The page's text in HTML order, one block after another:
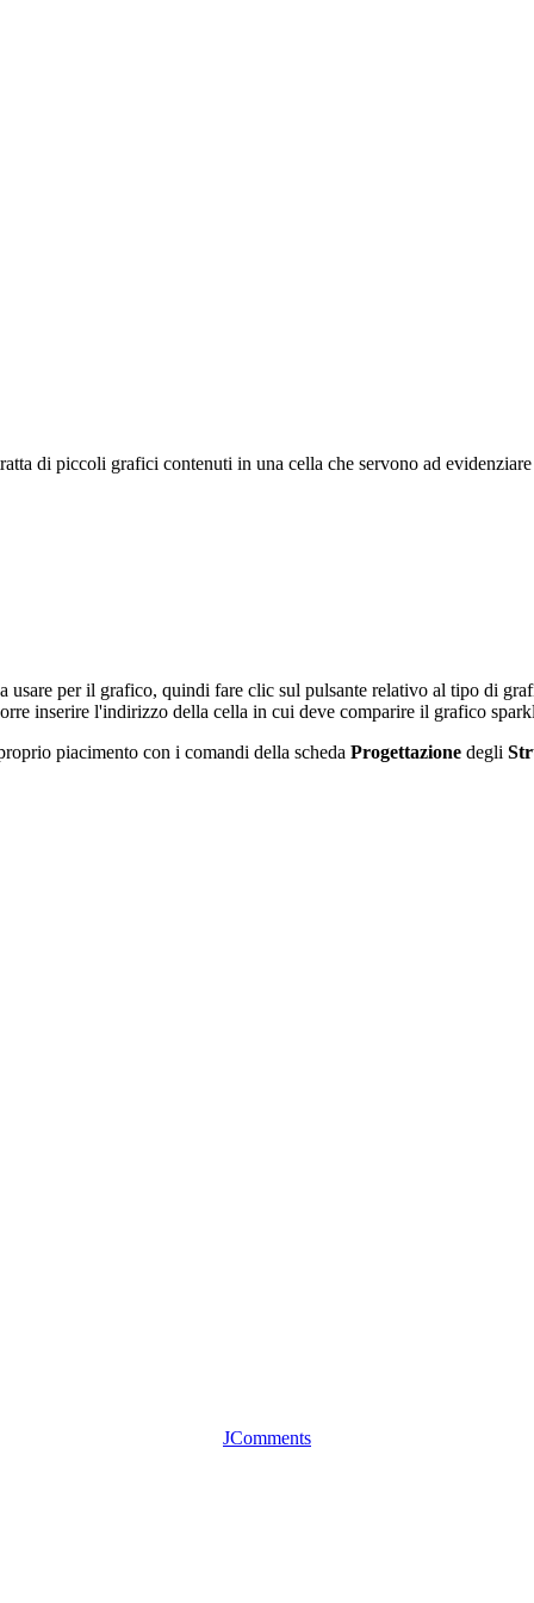
di piccoli grafici contenuti in una cella che servono ad
usare per il grafico, quindi fare clic sul pulsante relativo al tipo di
inserire l'indirizzo della cella in cui deve comparire il grafico
piacimento con i comandi della scheda Progettazione degli
JComments